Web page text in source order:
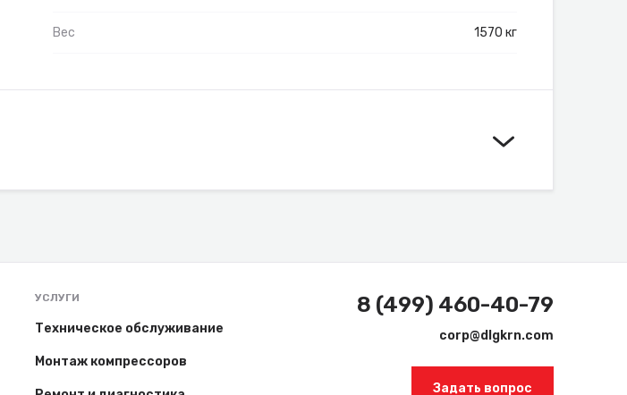
Вес 1570 кг
УСЛУГИ
Техническое обслуживание
Монтаж компрессоров
8 (499) 460-40-79
corp@dlgkrn.com
Задать вопрос